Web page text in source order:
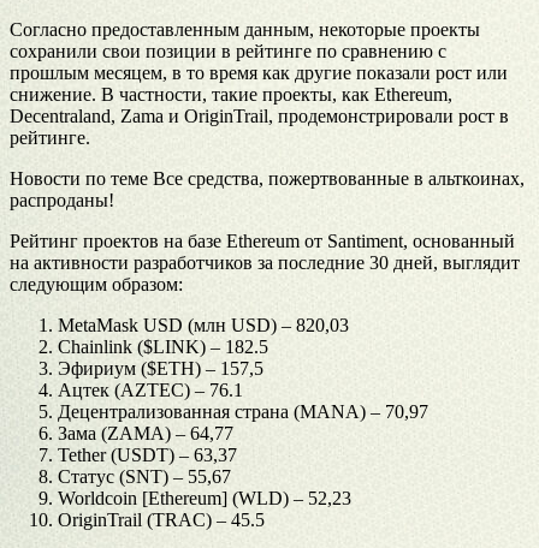
Согласно предоставленным данным, некоторые проекты
сохранили свои позиции в рейтинге по сравнению с
прошлым месяцем, в то время как другие показали рост или
снижение. В частности, такие проекты, как Ethereum,
Decentraland, Zama и OriginTrail, продемонстрировали рост в
рейтинге.
Новости по теме Все средства, пожертвованные в альткоинах,
распроданы!
Рейтинг проектов на базе Ethereum от Santiment, основанный
на активности разработчиков за последние 30 дней, выглядит
следующим образом:
MetaMask USD (млн USD) – 820,03
Chainlink ($LINK) – 182.5
Эфириум ($ETH) – 157,5
Ацтек (AZTEC) – 76.1
Децентрализованная страна (MANA) – 70,97
Зама (ZAMA) – 64,77
Tether (USDT) – 63,37
Статус (SNT) – 55,67
Worldcoin [Ethereum] (WLD) – 52,23
OriginTrail (TRAC) – 45.5